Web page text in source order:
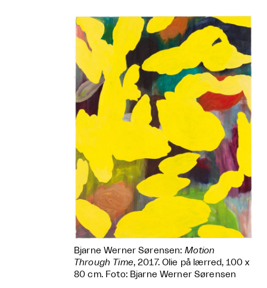
Bjarne Werner Sørensen: Motion
Through Time, 2017. Olie på lærred, 100 x
80 cm. Foto: Bjarne Werner Sørensen